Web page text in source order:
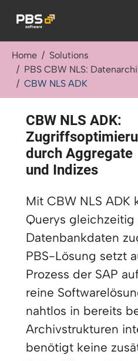
Home
Solutions
PBS CBW NLS:
CBW NLS ADK
CBW NLS ADK:
durch Aggregate
und Indizes
Mit CBW NLS ADK
Querys
Datenbankdaten
PBS-Lösung setzt
Prozess der SAP
reine
nahtlos in bereits
Archivstrukturen
benötigt keine